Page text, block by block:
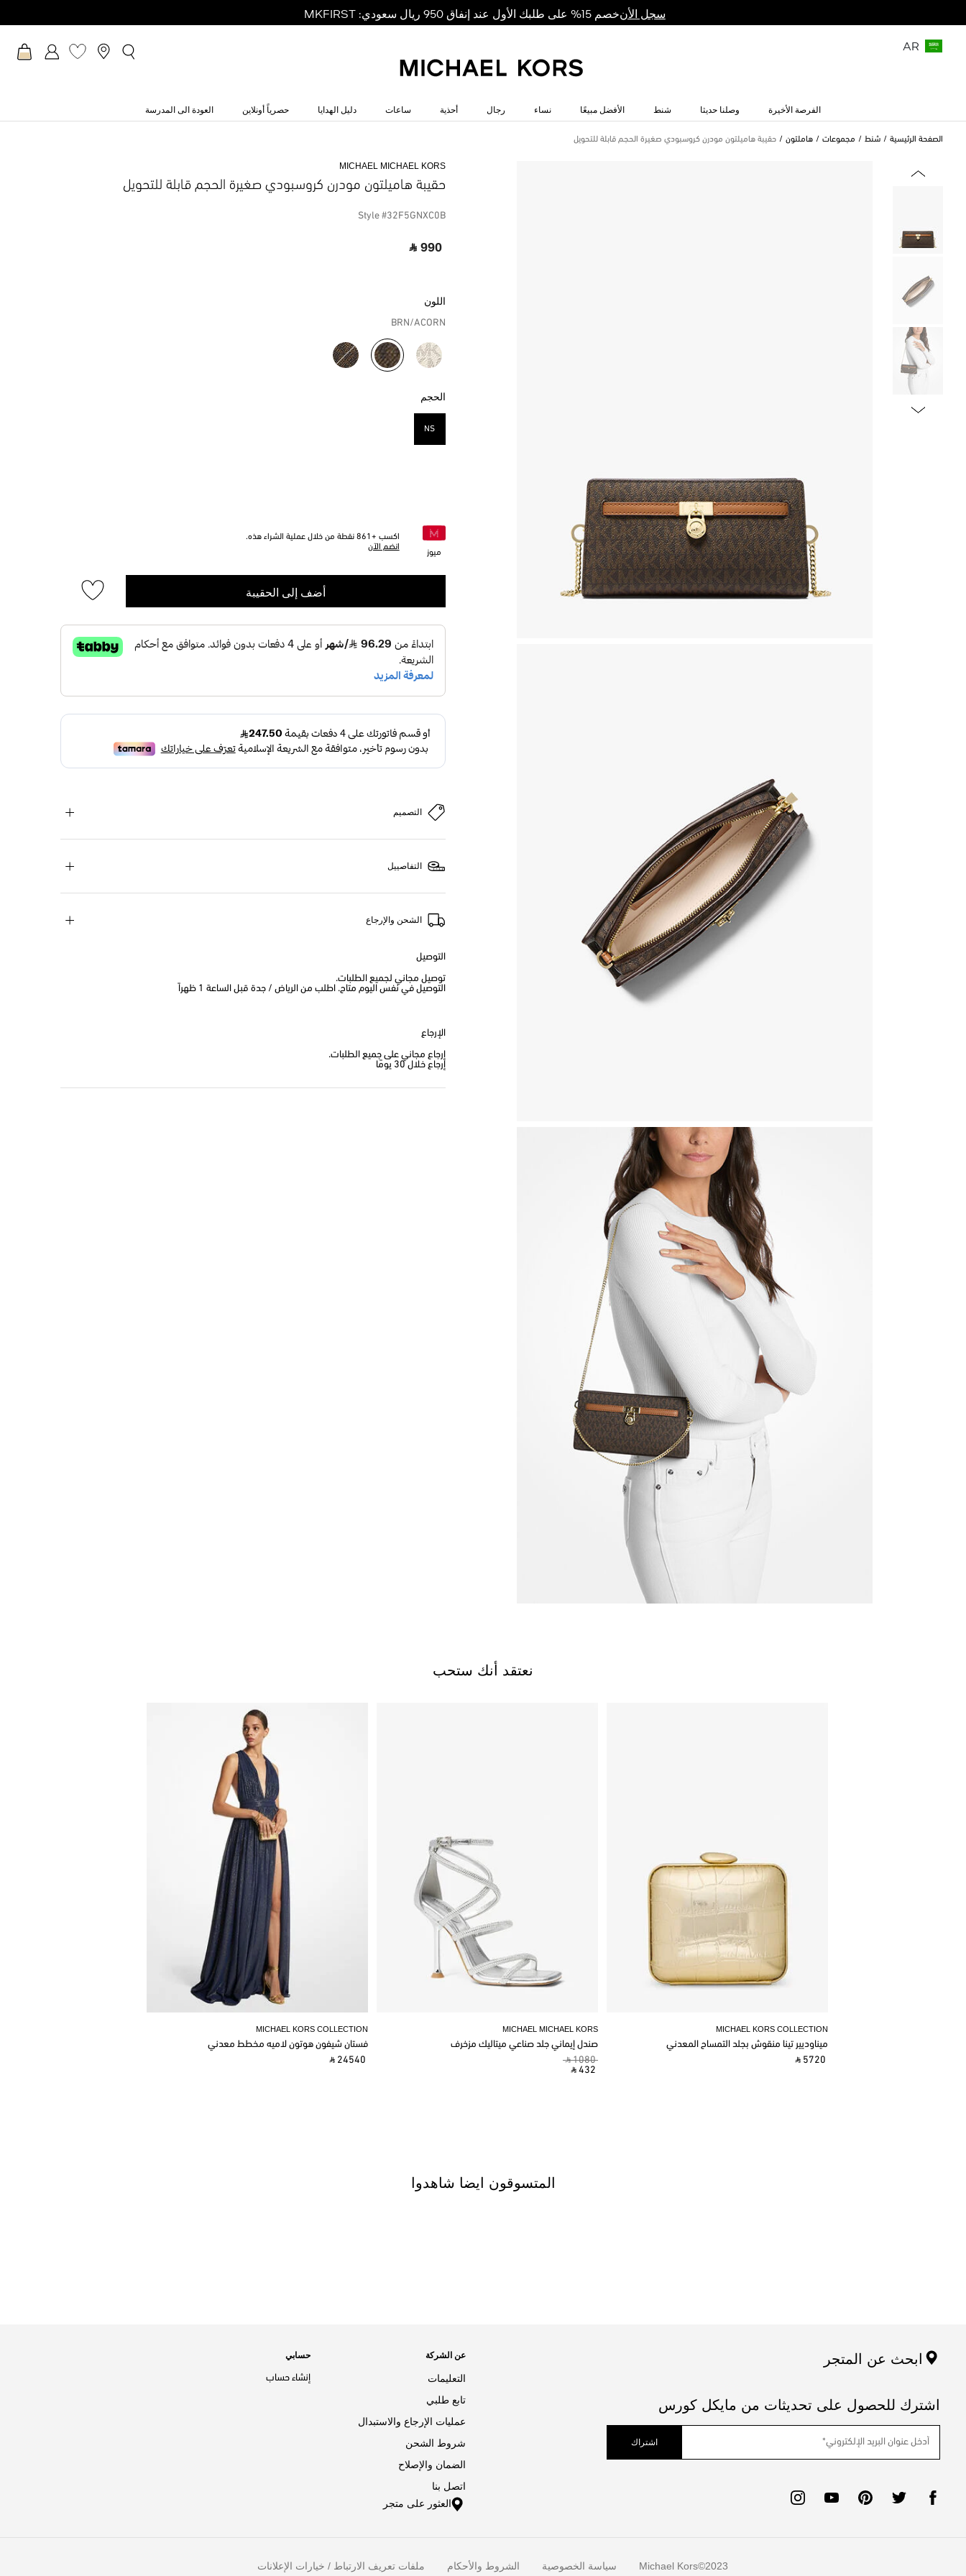
سجل الأنخصم 15% على طلبك الأول عند إنفاق 950 ريال سعودي: MKFIRST
AR
الفرصة الأخيرة وصلنا حديثا شنط الأفضل مبيعًا نساء رجال أحذية ساعات دليل الهدايا حصرياً أونلاين العودة الى المدرسة
الصفحة الرئيسية شنط مجموعات هاملتون حقيبة هاميلتون مودرن كروسبودي صغيرة الحجم قابلة للتحويل
MICHAEL MICHAEL KORS
حقيبة هاميلتون مودرن كروسبودي صغيرة الحجم قابلة للتحويل
Style #32F5GNXC0B
‎ ⃁ 990 ‎
اللون
BRN/ACORN
مختار
الحجم
NS
ميوز
اكسب + 861 نقطة من خلال عملية الشراء هذه.
انضم الآن
أضف إلى الحقيبة
التصميم
التفاصييل
الشحن والإرجاع
التوصيل
توصيل مجاني لجميع الطلبات.
التوصيل في نفس اليوم متاح. اطلب من الرياض / جدة قبل الساعة 1 ظهراً
الإرجاع
إرجاع مجاني على جميع الطلبات.
إرجاع خلال 30 يومًا
نعتقد أنك ستحب
MICHAEL KORS COLLECTION
فستان شيفون هوتون لاميه مخطط معدني
‎ ⃁ 24540 ‎
MICHAEL MICHAEL KORS
صندل إيماني جلد صناعي ميتاليك مزخرف
‎ ⃁ 1080 ‎
‎ ⃁ 432 ‎
MICHAEL KORS COLLECTION
ميناوديير تينا منقوش بجلد التمساح المعدني
‎ ⃁ 5720 ‎
المتسوقون ايضا شاهدوا
ابحث عن المتجر
اشترك للحصول على تحديثات من مايكل كورس
اشتراك
عن الشركة
التعليمات
تابع طلبي
عمليات الإرجاع والاستبدال
شروط الشحن
الضمان والإصلاح
اتصل بنا
العثور على متجر
حسابي
إنشاء حساب
Michael Kors سياسة الخصوصية الشروط والأحكام ملفات تعريف الارتباط / خيارات الإعلانات